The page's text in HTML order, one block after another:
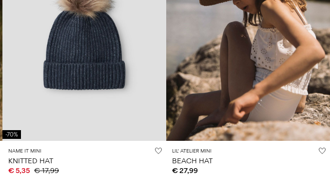
-70%
NAME IT MINI
KNITTED HAT
€ 5,35 € 17,99
LIL' ATELIER MINI
BEACH HAT
€ 27,99